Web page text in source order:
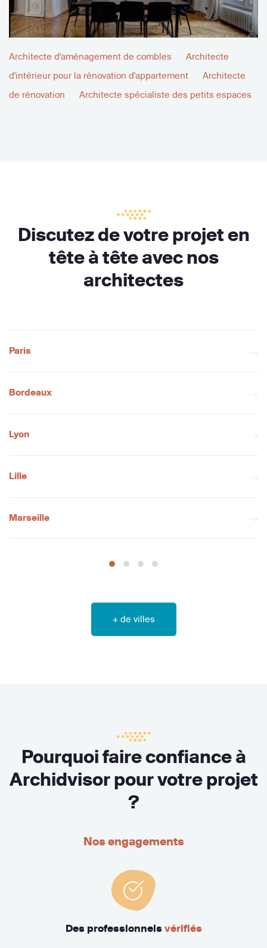
Architecte d'aménagement de combles
Architecte
d'intérieur pour la rénovation d'appartement
Architecte
de rénovation
Architecte spécialiste des petits espaces
Discutez de votre projet en
tête à tête avec nos
architectes
Paris
Bordeaux
Lyon
Lille
Marseille
+ de villes
Pourquoi faire confiance à
Archidvisor pour votre projet
?
Nos engagements
Des professionnels vérifiés